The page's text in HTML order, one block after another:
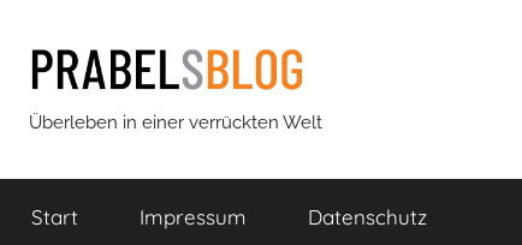
Inhalt
springen
Prabels
Blog
Überleben in einer verrückten Welt
Start Impressum Datenschutz